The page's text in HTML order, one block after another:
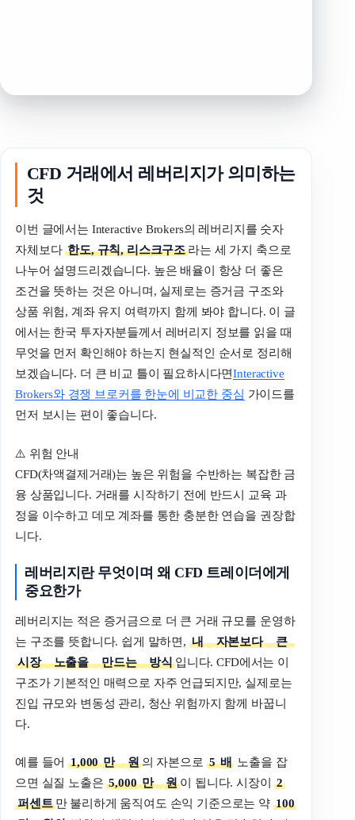
CFD 거래에서 레버리지가 의미하는
것
이번 글에서는 Interactive Brokers의 레버리지를 숫자
자체보다한도, 규칙, 리스크구조 라는 세 가지 축으로
나누어 설명드리겠습니다. 높은 배율이 항상 더 좋은
조건을 뜻하는 것은 아니며, 실제로는 증거금 구조와
상품 위험, 계좌 유지 여력까지 함께 봐야 합니다. 이 글
에서는 한국 투자자분들께서 레버리지 정보를 읽을 때
무엇을 먼저 확인해야 하는지 현실적인 순서로 정리해
보겠습니다. 더 큰 비교 틀이 필요하시다면Interactive
Brokers와 경쟁 브로커를 한눈에 비교한 중심 가이드를
먼저 보시는 편이 좋습니다.
⚠️ 위험 안내
CFD(차액결제거래)는 높은 위험을 수반하는 복잡한 금
융 상품입니다. 거래를 시작하기 전에 반드시 교육 과
정을 이수하고 데모 계좌를 통한 충분한 연습을 권장합
니다.
레버리지란 무엇이며 왜 CFD 트레이더에게
중요한가
레버리지는 적은 증거금으로 더 큰 거래 규모를 운영하
는 구조를 뜻합니다. 쉽게 말하면, 내 자본보다
큰
시장
노출을 만드는 방식입니다. CFD에서는 이
구조가 기본적인 매력으로 자주 언급되지만, 실제로는
진입 규모와 변동성 관리, 청산 위험까지 함께 바꿉니
다.
예를 들어1,000 만 원의 자본으로 5 배 노출을 잡
으면 실질 노출은5,000 만 원 이 됩니다. 시장이2
퍼센트만 불리하게 움직여도 손익 기준으로는 약 100